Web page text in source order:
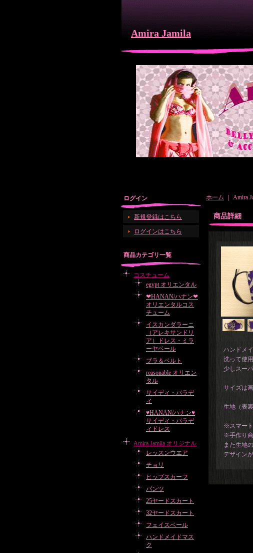
Amira Jamila
ログイン
新規登録はこちら
ログインはこちら
商品カテゴリ一覧
コスチューム
egypt オリエンタル
❤HANAN/ハナン❤
オリエンタルコス
チューム
イスカンダラーニ
（アレキサンドリ
ア）ドレス・ミラ
ーヤベール
ブラ＆ベルト
reasonable オリエン
タル
サイディ・バラデ
ィ
♥HANAN/ハナン♥
サイディ・バラデ
ィドレス
Amira Jamila オリジナル
レッスンウエア
チョリ
ヒップスカーフ
パンツ
25ヤードスカート
32ヤードスカート
フェイスベール
ハンドメイドマス
ク
ホーム ｜ Amira
商品詳細
ハンドメ
洗って使
少しスー
サイズは
生地（表
※スマート
※手作り商
また生地
デザイン